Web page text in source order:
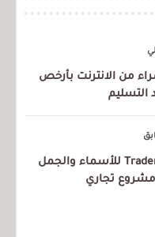
من الانترنت بأرخص
التسليم
تحقق من العلامات التجارية Trademark للأسماء والجمل
تجاري